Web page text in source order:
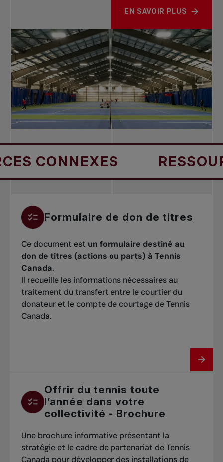
EN SAVOIR PLUS
CONNEXES
Formulaire de don de titres
Ce document est un formulaire destiné au
don de titres (actions ou parts) à Tennis
Canada.
Il recueille les informations nécessaires au
traitement du transfert entre le courtier du
donateur et le compte de courtage de Tennis
Canada.
Offrir du tennis toute
l’année dans votre
collectivité - Brochure
Une brochure informative présentant la
stratégie et le cadre de partenariat de Tennis
Canada pour développer des installations de